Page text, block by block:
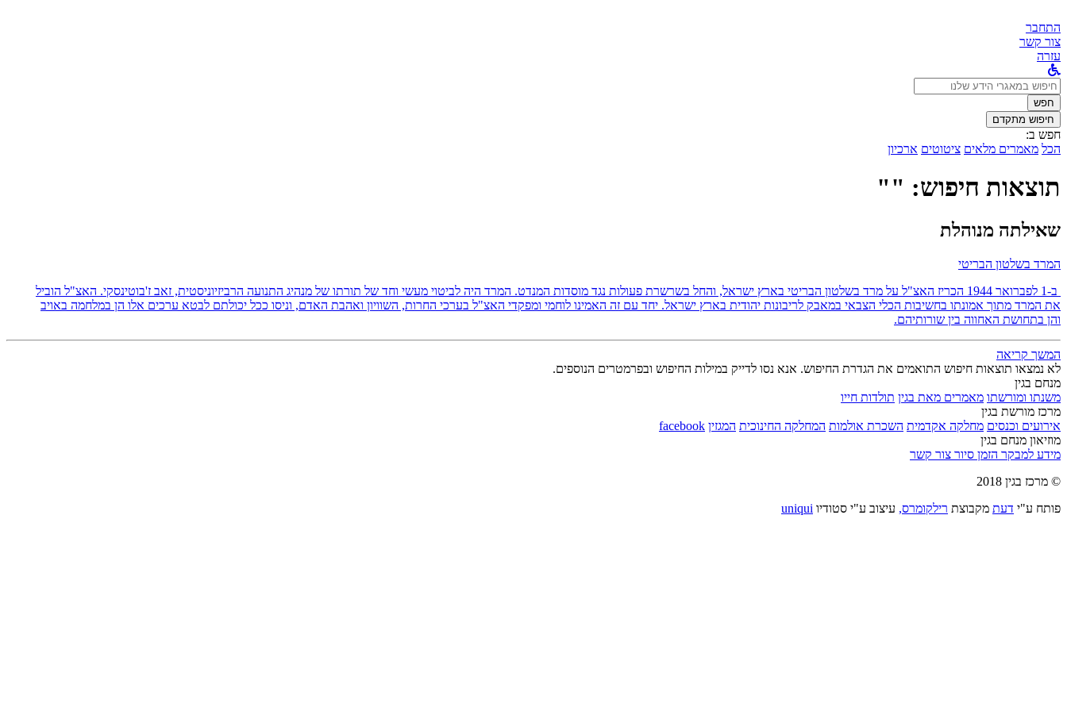
התחבר
צור קשר
עזרה
לחפש
ב:חפש
חיפוש מתקדם
חפש ב:
הכל מאמרים מלאים ציטוטים ארכיון
תוצאות חיפוש: ""
שאילתה מנוהלת
המרד בשלטון הבריטי
ב-1 לפברואר 1944 הכריז האצ"ל על מרד בשלטון הבריטי בארץ ישראל, והחל בשרשרת פעולות נגד מוסדות המנדט. המרד היה לביטוי מעשי וחד של תורתו של מנהיג התנועה הרביזיוניסטית, זאב ז'בוטינסקי. האצ"ל הוביל
את המרד מתוך אמונתו בחשיבות הכלי הצבאי במאבק לריבונות יהודית בארץ ישראל. יחד עם זה האמינו לוחמי ומפקדי האצ"ל בערכי החרות, השוויון ואהבת האדם, וניסו ככל יכולתם לבטא ערכים אלו הן במלחמה באויב
והן בתחושת האחווה בין שורותיהם.
המשך קריאה
לא נמצאו תוצאות חיפוש התואמים את הגדרת החיפוש. אנא נסו לדייק במילות החיפוש ובפרמטרים הנוספים.
מנחם בגין
משנתו ומורשתו מאמרים מאת בגין תולדות חייו
מרכז מורשת בגין
אירועים וכנסים מחלקה אקדמית השכרת אולמות המחלקה החינוכית המגזין facebook
מוזיאון מנחם בגין
מידע למבקר הזמן סיור צור קשר
© מרכז בגין 2018
פותח ע"י דעת מקבוצת רילקומרס, עיצוב ע"י סטודיו uniqui